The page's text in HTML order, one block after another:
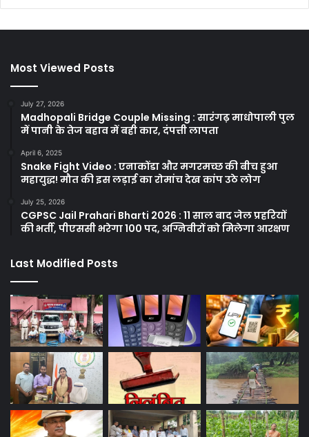
Most Viewed Posts
July 27, 2026
Madhopali Bridge Couple Missing : सारंगढ़ माधोपाली पुल
में पानी के तेज बहाव में बही कार, दंपत्ती लापता
April 6, 2025
Snake Fight Video : एनाकोंडा और मगरमच्छ की बीच हुआ
महायुद्ध! मौत की इस लड़ाई का रोमांच देख कांप उठे लोग
July 25, 2026
CGPSC Jail Prahari Bharti 2026 : 11 साल बाद जेल प्रहरियों
की भर्ती, पीएससी भरेगा 100 पद, अग्निवीरों को मिलेगा आरक्षण
Last Modified Posts